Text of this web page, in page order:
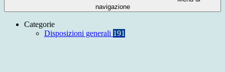
navigazione
Categorie
Disposizioni generali 191